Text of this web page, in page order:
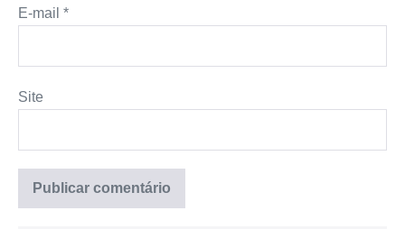
E-mail *
Site